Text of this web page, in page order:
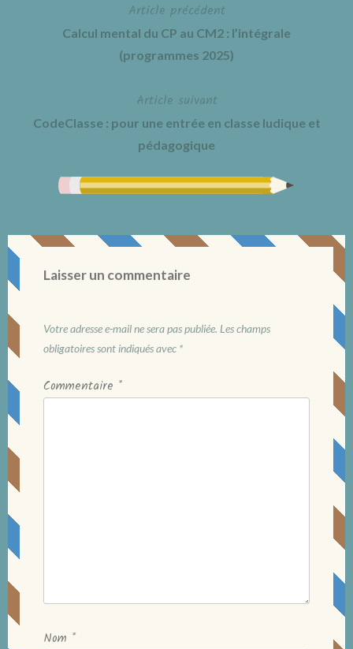
Article précédent
Calcul mental du CP au CM2 : l’intégrale
(programmes 2025)
Article suivant
CodeClasse : pour une entrée en classe ludique et
pédagogique
Laisser un commentaire
Votre adresse e-mail ne sera pas publiée. Les champs
obligatoires sont indiqués avec *
Commentaire *
Nom *